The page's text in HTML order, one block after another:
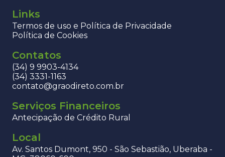
Links
Termos de uso e Política de Privacidade
Política de Cookies
Contatos
(34) 9 9903-4134
(34) 3331-1163
contato@graodireto.com.br
Serviços Financeiros
Antecipação de Crédito Rural
Local
Av. Santos Dumont, 950 - São Sebastião, Uberaba -